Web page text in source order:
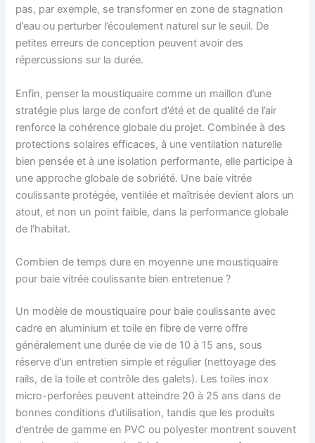
pas, par exemple, se transformer en zone de stagnation
d’eau ou perturber l’écoulement naturel sur le seuil. De
petites erreurs de conception peuvent avoir des
répercussions sur la durée.
Enfin, penser la moustiquaire comme un maillon d’une
stratégie plus large de confort d’été et de qualité de l’air
renforce la cohérence globale du projet. Combinée à des
protections solaires efficaces, à une ventilation naturelle
bien pensée et à une isolation performante, elle participe à
une approche globale de sobriété. Une baie vitrée
coulissante protégée, ventilée et maîtrisée devient alors un
atout, et non un point faible, dans la performance globale
de l’habitat.
Combien de temps dure en moyenne une moustiquaire
pour baie vitrée coulissante bien entretenue ?
Un modèle de moustiquaire pour baie coulissante avec
cadre en aluminium et toile en fibre de verre offre
généralement une durée de vie de 10 à 15 ans, sous
réserve d’un entretien simple et régulier (nettoyage des
rails, de la toile et contrôle des galets). Les toiles inox
micro-perforées peuvent atteindre 20 à 25 ans dans de
bonnes conditions d’utilisation, tandis que les produits
d’entrée de gamme en PVC ou polyester montrent souvent